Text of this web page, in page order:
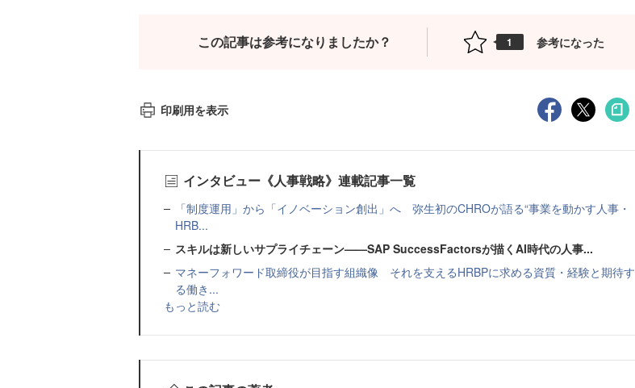
この記事は参考になりましたか？ 1 参考になった
印刷用を表示
インタビュー《人事戦略》連載記事一覧
「制度運用」から「イノベーション創出」へ 弥生初のCHROが語る“事業を動かす人事・
HRB...
スキルは新しいサプライチェーン——SAP SuccessFactorsが描くAI時代の人事...
マネーフォワード取締役が目指す組織像 それを支えるHRBPに求める資質・経験と期待す
る働き...
もっと読む